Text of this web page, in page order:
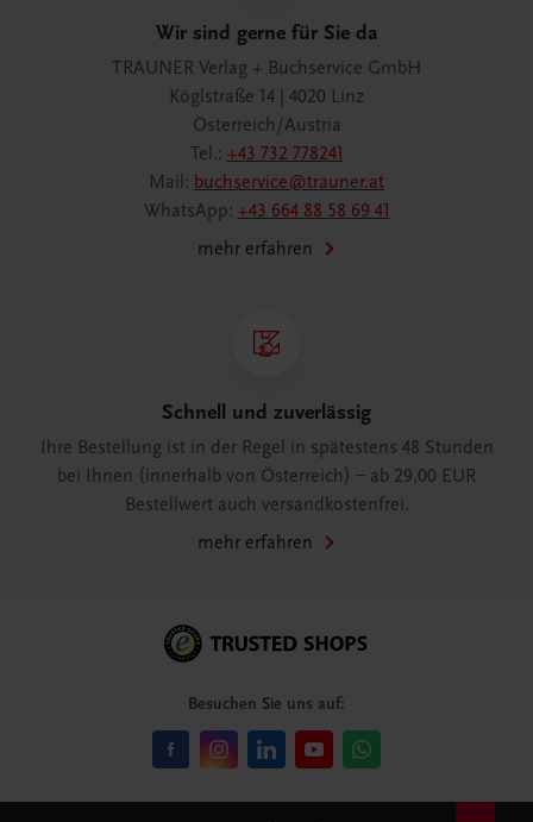
Wir sind gerne für Sie da
TRAUNER Verlag + Buchservice GmbH
Köglstraße 14 | 4020 Linz
Österreich/Austria
Tel.: +43 732 778241
Mail: buchservice@trauner.at
WhatsApp: +43 664 88 58 69 41
mehr erfahren
Schnell und zuverlässig
Ihre Bestellung ist in der Regel in spätestens 48 Stunden
bei Ihnen (innerhalb von Österreich) – ab 29,00 EUR
Bestellwert auch versandkostenfrei.
mehr erfahren
Besuchen Sie uns auf: